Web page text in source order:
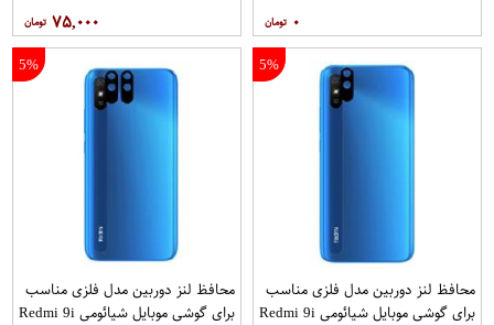
۰ ۷۵,۰۰۰
5%
محافظ لنز دوربین مدل فلزی مناسب
برای گوشی موبایل شیائومی Redmi 9i
5%
محافظ لنز دوربین مدل فلزی مناسب
برای گوشی موبایل شیائومی Redmi 9i